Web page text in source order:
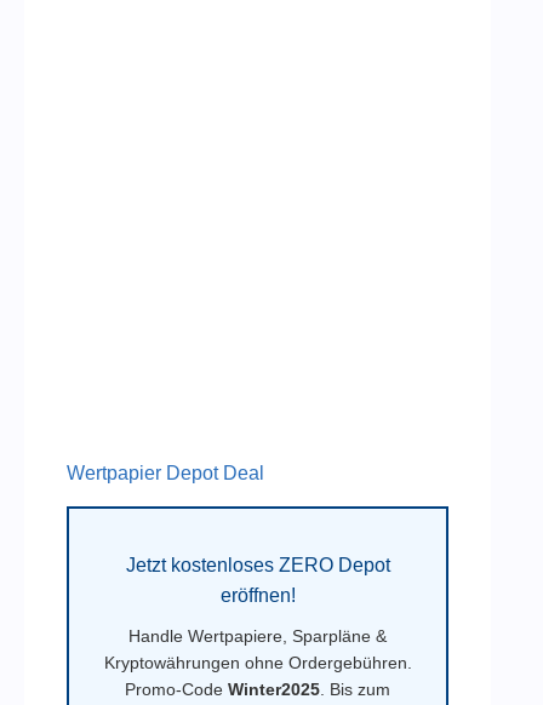
Wertpapier Depot Deal
Jetzt kostenloses ZERO Depot
eröffnen!
Handle Wertpapiere, Sparpläne &
Kryptowährungen ohne Ordergebühren.
Promo-CodeWinter2025 . Bis zum